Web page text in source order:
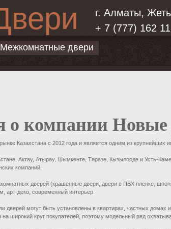
г. Алматы,
+ 7 (777) 162
Межкомнатные двери
о компании Новые
Казахстана с 2012 года и является одним из
Актау, Атырау, Шымкенте, Таразе, Кызылорде и Усть-
компаний.
дверей (крашенные двери, двери в ПВХ пленке,
арт-деко, современный интерьер.
дверей могут быть установлены в квартирах, частных домах
широкий круг покупателей, поэтому модельный ряд